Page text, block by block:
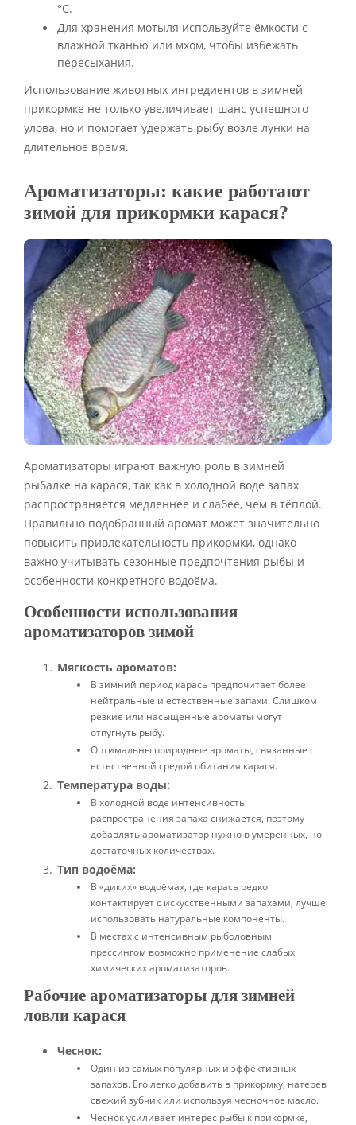
°C.
Для хранения мотыля используйте ёмкости с
влажной тканью или мхом, чтобы избежать
пересыхания.
Использование животных ингредиентов в зимней
прикормке не только увеличивает шанс успешного
улова, но и помогает удержать рыбу возле лунки на
длительное время.
Ароматизаторы: какие работают
зимой для прикормки карася?
Ароматизаторы играют важную роль в зимней
рыбалке на карася, так как в холодной воде запах
распространяется медленнее и слабее, чем в тёплой.
Правильно подобранный аромат может значительно
повысить привлекательность прикормки, однако
важно учитывать сезонные предпочтения рыбы и
особенности конкретного водоёма.
Особенности использования
ароматизаторов зимой
Мягкость ароматов:
В зимний период карась предпочитает более
нейтральные и естественные запахи. Слишком
резкие или насыщенные ароматы могут
отпугнуть рыбу.
Оптимальны природные ароматы, связанные с
естественной средой обитания карася.
Температура воды:
В холодной воде интенсивность
распространения запаха снижается, поэтому
добавлять ароматизатор нужно в умеренных, но
достаточных количествах.
Тип водоёма:
В «диких» водоёмах, где карась редко
контактирует с искусственными запахами, лучше
использовать натуральные компоненты.
В местах с интенсивным рыболовным
прессингом возможно применение слабых
химических ароматизаторов.
Рабочие ароматизаторы для зимней
ловли карася
Чеснок:
Один из самых популярных и эффективных
запахов. Его легко добавить в прикормку, натерев
свежий зубчик или используя чесночное масло.
Чеснок усиливает интерес рыбы к прикормке,